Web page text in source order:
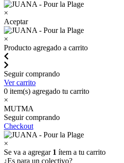
×
Aceptar
×
Producto agregado a carrito
Seguir comprando
Ver carrito
0 item(s) agregado tu carrito
×
MUTMA
Seguir comprando
Checkout
×
Se va a agregar 1 ítem a tu carrito
¿Es para un colectivo?